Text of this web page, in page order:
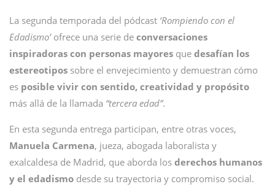
La segunda temporada del pódcast ‘Rompiendo con el
Edadismo’ ofrece una serie de conversaciones
inspiradoras con personas mayores que desafían los
estereotipos sobre el envejecimiento y demuestran cómo
es posible vivir con sentido, creatividad y propósito
más allá de la llamada “tercera edad”.
En esta segunda entrega participan, entre otras voces,
Manuela Carmena, jueza, abogada laboralista y
exalcaldesa de Madrid, que aborda los derechos humanos
y el edadismo desde su trayectoria y compromiso social.